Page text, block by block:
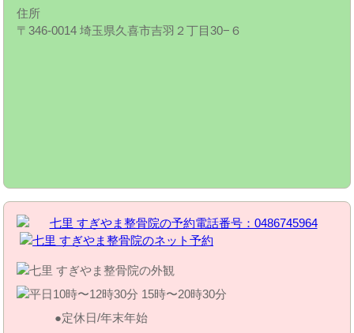
住所
〒346-0014 埼玉県久喜市吉羽２丁目30−６
定休日/年末年始